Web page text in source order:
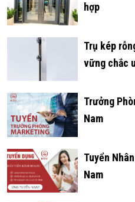
hợp
Trụ kép
vững chắc
Trưởng
Nam
Tuyển
Nam